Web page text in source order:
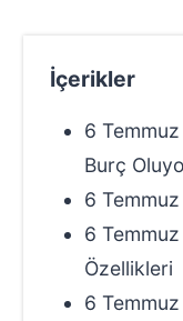
İçerikler
6
Burç
6
6
Özellikleri
6 Temmuz